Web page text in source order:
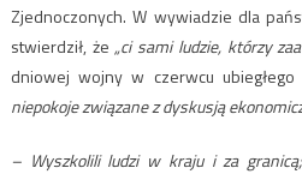
Zjednoczonych.W wywiadzie dla
stwierdził, że „ci sami ludzie, którzy
dniowej wojny w czerwcu
niepokoje związane z dyskusją
– Wyszkolili ludzi w kraju i za